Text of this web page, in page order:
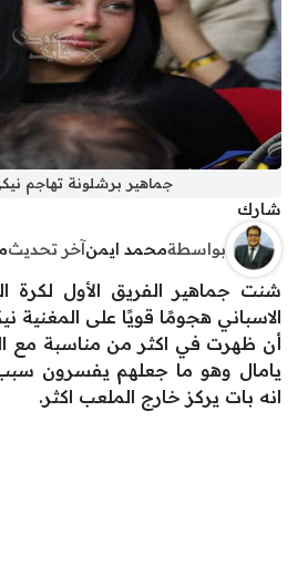
جماهير برشلونة تهاجم
شارك
بواسطةمحمد ايمنآخر تحديث
شنت جماهير الفريق الأول لكرة
الاسباني هجومًا قويًا على
أن ظهرت في اكثر من مناسبة مع
يامال وهو ما جعلهم يفسرون
انه بات يركز خارج الملعب اكثر.